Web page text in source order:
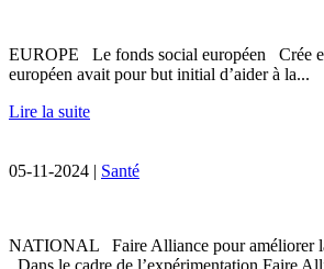
EUROPE Le fonds social européen Crée
européen avait pour but initial d’aider à la...
Lire la suite
05-11-2024 | Santé
NATIONAL Faire Alliance pour améliorer
Dans le cadre de l’expérimentation Faire